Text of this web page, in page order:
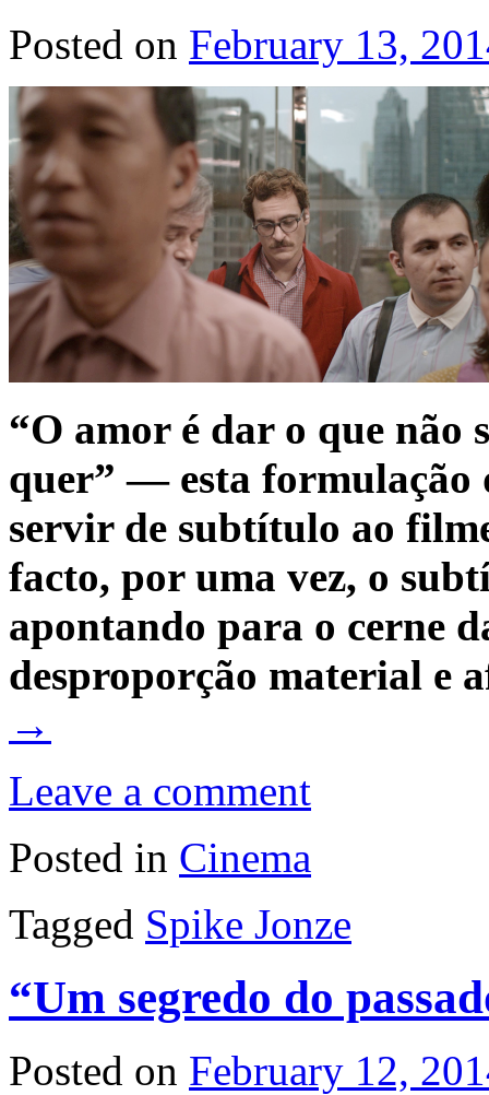
Posted on February 13,
“O amor é dar o que não
quer” — esta formulação
servir de subtítulo ao
facto, por uma vez, o
apontando para o cerne
desproporção material e
→
Leave a comment
Posted in Cinema
Tagged Spike Jonze
“Um segredo do
Posted on February 12,